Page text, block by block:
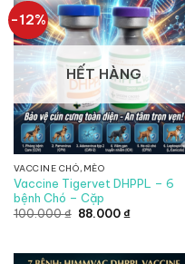
-12%
HẾT HÀNG
VACCINE CHÓ,MÈO
Vaccine Tigervet DHPPL – 6
bệnh Chó – Cặp
100.000₫ Giá
88.000₫Giá
88.000 ₫.